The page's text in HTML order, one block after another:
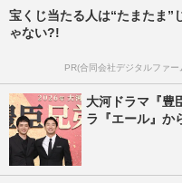
宝くじ当たる人は“たまたま”
ゃない?!
PR(合同会社デジタルファー
大河ドラマ『豊
ラ『エール』か